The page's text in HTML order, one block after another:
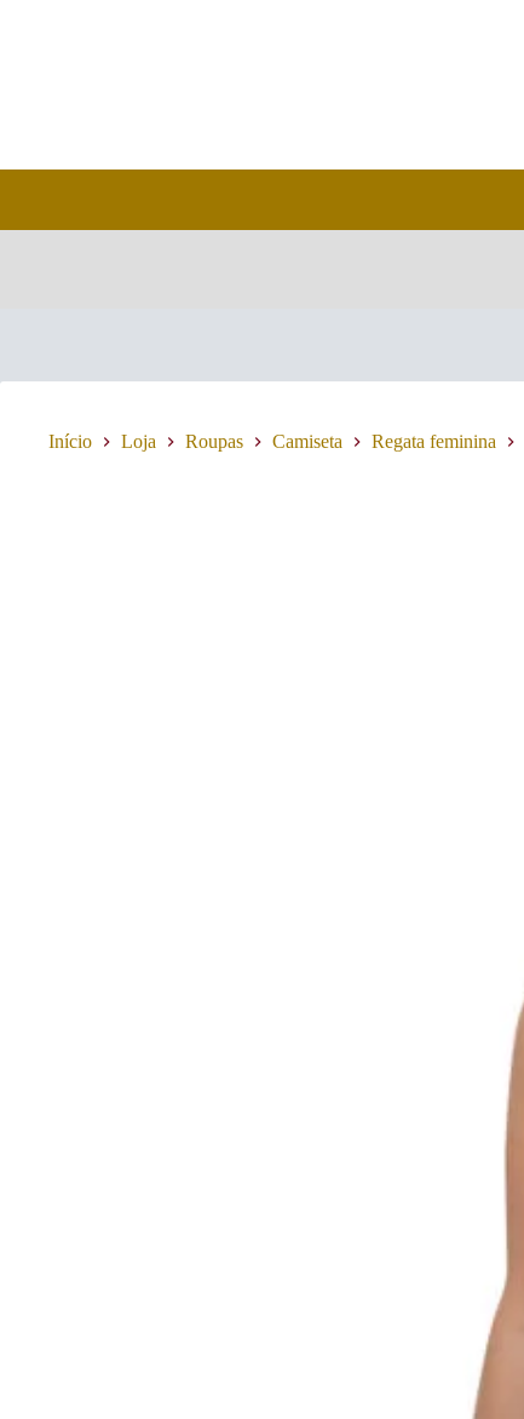
Início Loja Roupas Camiseta Regata feminina